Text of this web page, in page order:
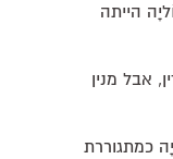
הייתה
אבל מנין
כמתגוררת